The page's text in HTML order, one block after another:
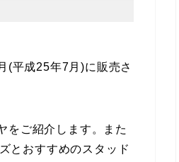
(平成25年7月)に販売さ
をご紹介します。また
とおすすめのスタッド